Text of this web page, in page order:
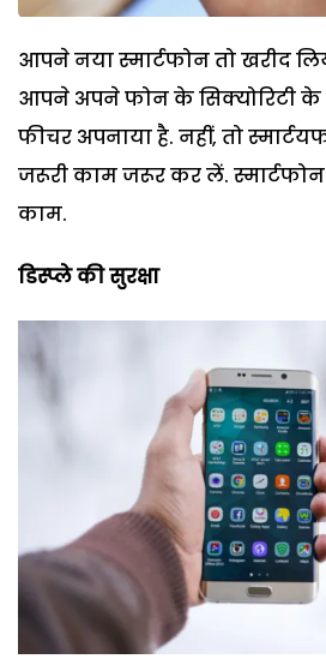
आपने नया स्मार्टफोन तो खरीद
आपने अपने फोन के सिक्योरिटी के
फीचर अपनाया है. नहीं, तो
जरूरी काम जरूर कर लें.
काम.
डिस्प्ले की सुरक्षा